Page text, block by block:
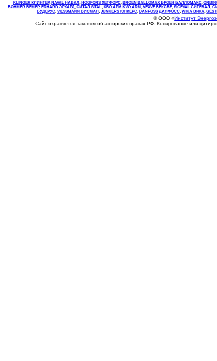
KLINGER КЛИНГЕР, NAVAL НАВАЛ , НOGFORS ХЕГФОРС, BROEN BALLOMAX БРОЕН БАЛЛОМАКС,
BOHMER БЕМЕР, ERHARD ЭРХАРД, СИТАЛ SITAL, КВО АРМ KVO ARM, VEXVE ВЕКСВЕ, SIGEVAL СИГЕВАЛ ,
БУДЕРУС, VIESSMANN ВИСМАН , JUNKERS ЮНКЕРС. DANFOSS ДАНФОСС, WIKA ВИКА,
© ООО «Институт
Сайт охраняется законом об авторских правах РФ. Копирование или